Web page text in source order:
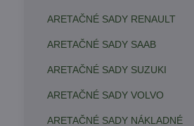
ARETAČNÉ SADY RENAULT
ARETAČNÉ SADY SAAB
ARETAČNÉ SADY SUZUKI
ARETAČNÉ SADY VOLVO
ARETAČNÉ SADY NÁKLADNÉ